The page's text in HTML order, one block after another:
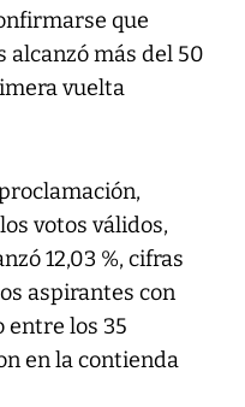
que
alcanzó más del 50
vuelta
votos válidos,
12,03 %, cifras
aspirantes con
entre los 35
en la contienda